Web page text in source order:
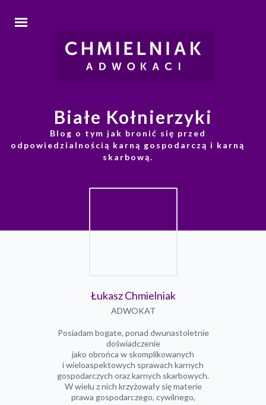
Białe Kołnierzyki
Blog o tym jak bronić się przed
odpowiedzialnością karną gospodarczą i karną
skarbową.
Łukasz Chmielniak
ADWOKAT
Posiadam bogate, ponad dwunastoletnie
doświadczenie
jako obrońca w skomplikowanych
i wieloaspektowych sprawach karnych
gospodarczych oraz karnych skarbowych.
W wielu z nich krzyżowały się materie
prawa gospodarczego, cywilnego,